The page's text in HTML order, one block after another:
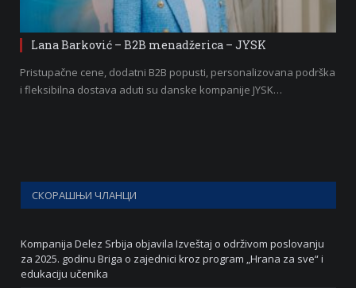
Lana Barković – B2B menadžerica – JYSK
Pristupačne cene, dodatni B2B popusti, personalizovana podrška
i fleksibilna dostava aduti su danske kompanije JYSK…
СКОРАШЊИ ЧЛАНЦИ
Kompanija Delez Srbija objavila Izveštaj o održivom poslovanju
za 2025. godinu Briga o zajednici kroz program „Hrana za sve“ i
edukaciju učenika